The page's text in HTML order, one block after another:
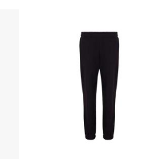
MSGM jogging